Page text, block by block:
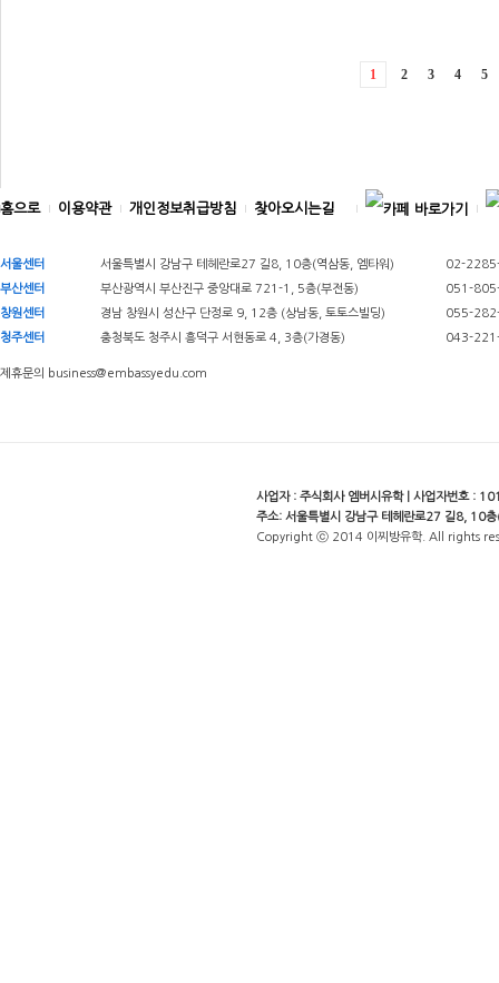
1 2 3 4 5
홈으로 이용약관 개인정보취급방침 찾아오시는길
서울센터 서울특별시 강남구 테헤란로27 길8, 10층(역삼동, 엠타워)
02-
부산센터
부산광역시 부산진구 중앙대로 721-1, 5층(부전동)
051-
창원센터
경남 창원시 성산구 단정로 9, 12층 (상남동, 토토스빌딩)
055-
청주센터
충청북도 청주시 흥덕구 서현동로 4, 3층(가경동) 043-
제휴문의 business@embassyedu.com
사업자 : 주식회사 엠버시유학 | 사업자번호 :
주소: 서울특별시 강남구 테헤란로27 길8, 10층
Copyright ⓒ 2014 이찌방유학. All rights